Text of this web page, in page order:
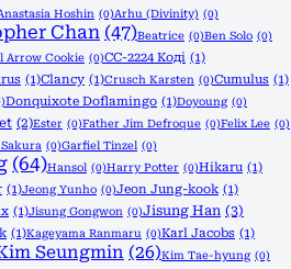
Hoshin (0)Arhu (Divinity) (0)
Chan (47)Beatrice (0)Ben Solo (0)
Arrow Cookie (0)CC-2224 Коді (1)
(1)Clancy (1)Crusch Karsten (0)Cumulus (1)
Donquixote Doflamingo (1)Doyoung (0)
(2)Ester (0)Father Jim Defroque (0)Felix Lee (0)
(0)Garfiel Tinzel (0)
(64)Hansol (0)Harry Potter (0)Hikaru (1)
(1)Jeong Yunho (0)Jeon Jung-kook (1)
(1)Jisung Gongwon (0)Jisung Han (3)
(1)Kageyama Ranmaru (0)Karl Jacobs (1)
Seungmin (26)Kim Tae-hyung (0)